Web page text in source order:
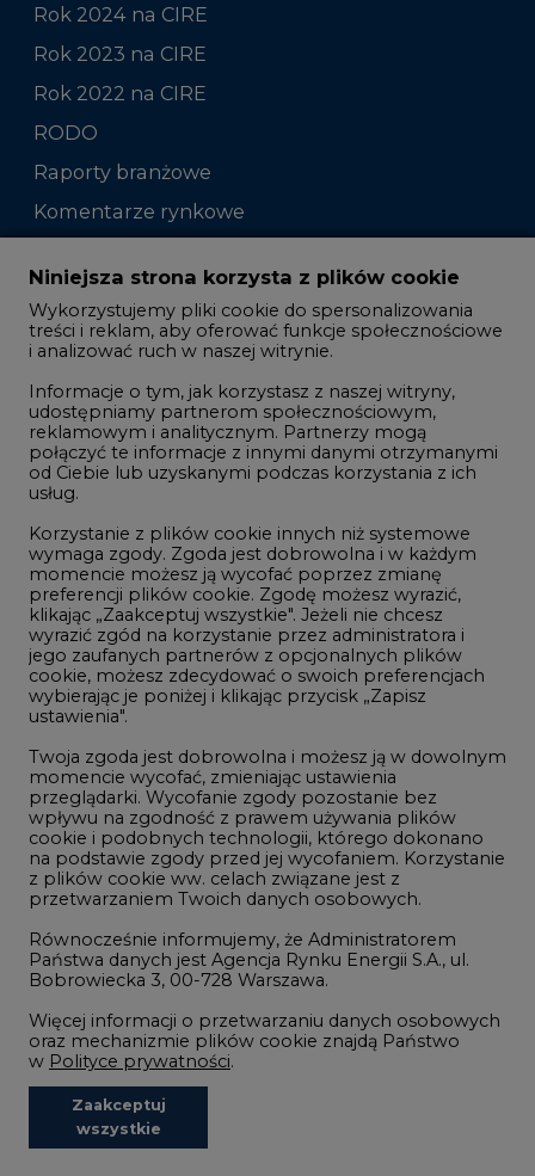
Rok 2024 na CIRE
Rok 2023 na CIRE
Rok 2022 na CIRE
RODO
Raporty branżowe
Komentarze rynkowe
Zmiany kadrowe na rynku
Studio CIRE
Rozmowy o energetyce
Gospodarka
Geopolityka
LTE450
Innowacje i AI
Telekomunikacja i IT
Handel emisjami CO2
Wodór
Górnictwo
Atom
Fotowoltaika
Offshore wind
Zielone samorządy
Zielona gospodarka
©2002- 2021 - 2026
REDAKCJA@CIRE.PL
Niniejsza strona korzysta z plików cookie
Wykorzystujemy pliki cookie do spersonalizowania
treści i reklam, aby oferować funkcje społecznościowe
i analizować ruch w naszej witrynie.
Informacje o tym, jak korzystasz z naszej witryny,
udostępniamy partnerom społecznościowym,
reklamowym i analitycznym. Partnerzy mogą
połączyć te informacje z innymi danymi otrzymanymi
od Ciebie lub uzyskanymi podczas korzystania z ich
usług.
Korzystanie z plików cookie innych niż systemowe
wymaga zgody. Zgoda jest dobrowolna i w każdym
momencie możesz ją wycofać poprzez zmianę
preferencji plików cookie. Zgodę możesz wyrazić,
klikając „Zaakceptuj wszystkie". Jeżeli nie chcesz
wyrazić zgód na korzystanie przez administratora i
jego zaufanych partnerów z opcjonalnych plików
cookie, możesz zdecydować o swoich preferencjach
wybierając je poniżej i klikając przycisk „Zapisz
ustawienia".
Twoja zgoda jest dobrowolna i możesz ją w dowolnym
momencie wycofać, zmieniając ustawienia
przeglądarki. Wycofanie zgody pozostanie bez
wpływu na zgodność z prawem używania plików
cookie i podobnych technologii, którego dokonano
na podstawie zgody przed jej wycofaniem. Korzystanie
z plików cookie ww. celach związane jest z
przetwarzaniem Twoich danych osobowych.
Równocześnie informujemy, że Administratorem
Państwa danych jest Agencja Rynku Energii S.A., ul.
Bobrowiecka 3, 00-728 Warszawa.
Więcej informacji o przetwarzaniu danych osobowych
oraz mechanizmie plików cookie znajdą Państwo
w Polityce prywatności.
Zaakceptuj
wszystkie